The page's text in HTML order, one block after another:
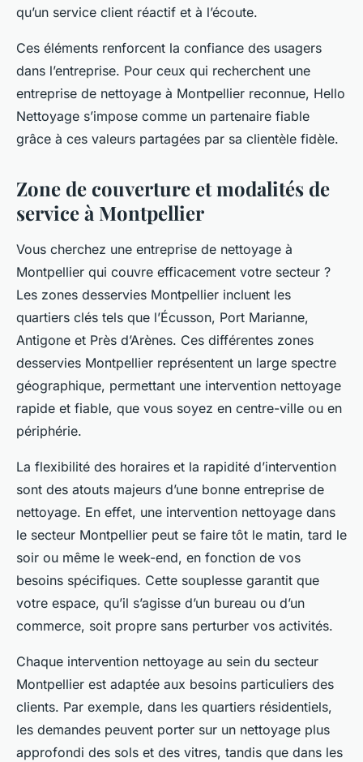
qu’un service client réactif et à l’écoute.
Ces éléments renforcent la confiance des usagers
dans l’entreprise. Pour ceux qui recherchent une
entreprise de nettoyage à Montpellier reconnue, Hello
Nettoyage s’impose comme un partenaire fiable
grâce à ces valeurs partagées par sa clientèle fidèle.
Zone de couverture et modalités de
service à Montpellier
Vous cherchez une entreprise de nettoyage à
Montpellier qui couvre efficacement votre secteur ?
Les zones desservies Montpellier incluent les
quartiers clés tels que l’Écusson, Port Marianne,
Antigone et Près d’Arènes. Ces différentes zones
desservies Montpellier représentent un large spectre
géographique, permettant une intervention nettoyage
rapide et fiable, que vous soyez en centre-ville ou en
périphérie.
La flexibilité des horaires et la rapidité d’intervention
sont des atouts majeurs d’une bonne entreprise de
nettoyage. En effet, une intervention nettoyage dans
le secteur Montpellier peut se faire tôt le matin, tard le
soir ou même le week-end, en fonction de vos
besoins spécifiques. Cette souplesse garantit que
votre espace, qu’il s’agisse d’un bureau ou d’un
commerce, soit propre sans perturber vos activités.
Chaque intervention nettoyage au sein du secteur
Montpellier est adaptée aux besoins particuliers des
clients. Par exemple, dans les quartiers résidentiels,
les demandes peuvent porter sur un nettoyage plus
approfondi des sols et des vitres, tandis que dans les